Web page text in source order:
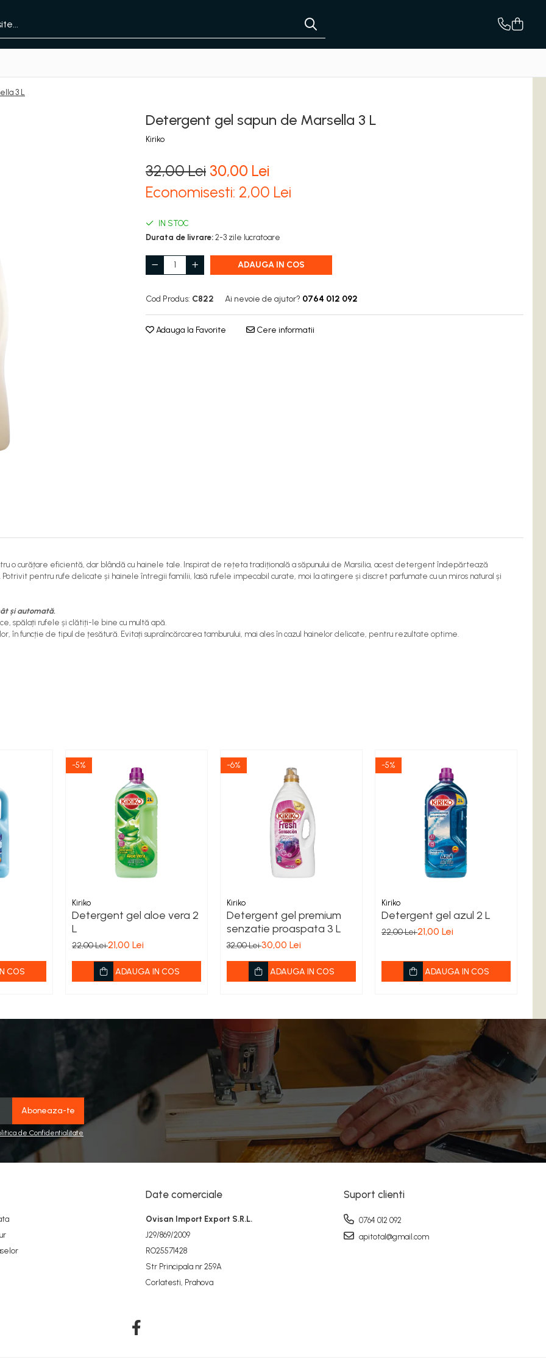
3 L
Detergent gel sapun de Marsella 3 L
Kiriko
32,00 Lei 30,00 Lei
Economisesti: 2,00 Lei
IN STOC
Durata de livrare: 2-3 zile lucratoare
ADAUGA IN COS
Cod Produs: C822 Ai nevoie de ajutor? 0764 012 092
Adauga la Favorite Cere informatii
o curățare eficientă, dar blândă cu hainele tale. Inspirat de rețeta tradițională a săpunului de Marsilia, acest detergent îndepărtează
pentru rufe delicate și hainele întregii familii, lasă rufele impecabil curate, moi la atingere și discret parfumate cu un miros natural și
și automată.
spălați rufele și clătiți-le bine cu multă apă.
în funcție de tipul de țesătură. Evitați supraîncărcarea tamburului, mai ales în cazul hainelor delicate, pentru rezultate optime.
COS
-5%
Kiriko
Detergent gel aloe vera 2
L
22,00 Lei21,00 Lei
ADAUGA IN COS
-6%
Kiriko
Detergent gel premium
senzatie proaspata 3 L
32,00 Lei30,00 Lei
ADAUGA IN COS
-5%
Kiriko
Detergent gel azul 2 L
22,00 Lei21,00 Lei
ADAUGA IN COS
de Confidentialitate
Date comerciale
Ovisan Import Export S.R.L.
J29/869/2009
RO25571428
Str Principala nr 259A
Corlatesti, Prahova
Suport clienti
0764 012 092
apitotal@gmail.com